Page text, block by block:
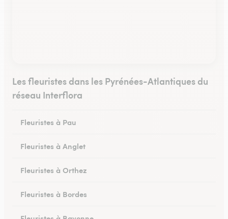
Les fleuristes dans les Pyrénées-Atlantiques du
réseau Interflora
Fleuristes à Pau
Fleuristes à Anglet
Fleuristes à Orthez
Fleuristes à Bordes